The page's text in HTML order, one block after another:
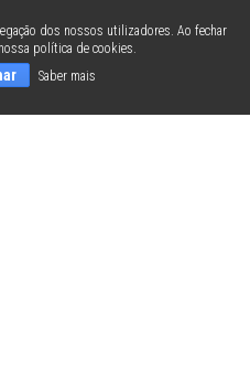
dos nossos utilizadores. Ao fechar
política de cookies.
Saber mais